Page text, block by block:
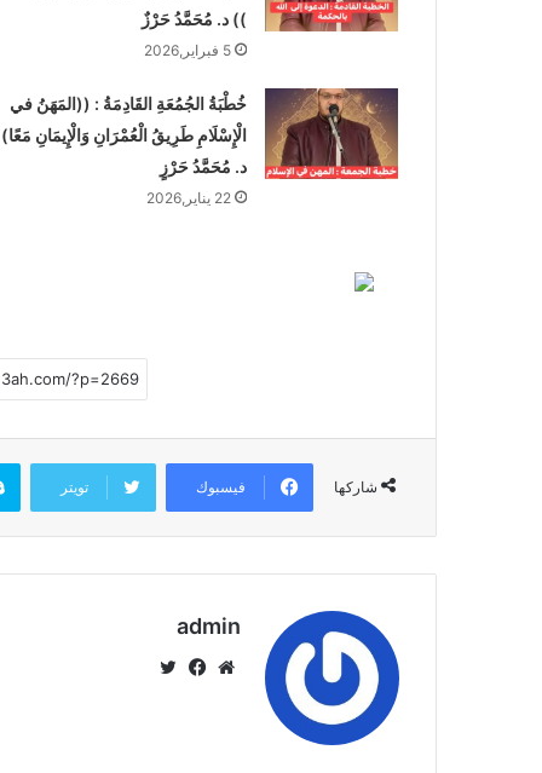
)) د. مُحَمَّدُ حَرْزٌ
5 فبراير,2026
خُطْبَةُ الجُمُعَةِ القَادِمَةُ : ((المَهَنُ في
الْإِسْلَامِ طَرِيقُ الْعُمْرَانِ وَالْإِيمَانِ
د. مُحَمَّدُ حَرْزٍ
22 يناير,2026
شاركها فيسبوك تويتر
admin
موق في